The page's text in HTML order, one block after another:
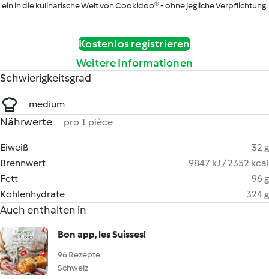
ein in die kulinarische Welt von Cookidoo® - ohne jegliche Verpflichtung.
Kostenlos registrieren
Weitere Informationen
Schwierigkeitsgrad
medium
Nährwerte pro 1 pièce
Eiweiß
32 g
Brennwert
9847 kJ / 2352 kcal
Fett
96 g
Kohlenhydrate
324 g
Auch enthalten in
Bon app, les Suisses!
96 Rezepte
Schweiz